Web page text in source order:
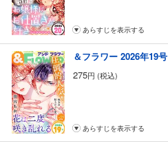
あらすじを表示する
＆フラワー 2026年19号
275円 (税込)
あらすじを表示する